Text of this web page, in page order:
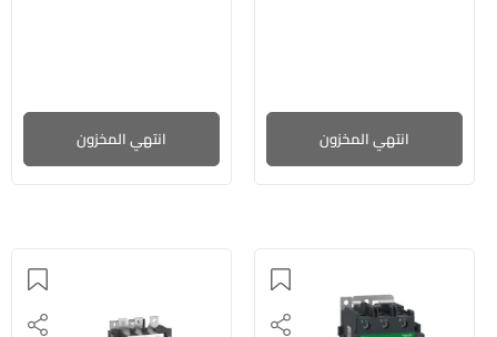
انتهي المخزون انتهي المخزون